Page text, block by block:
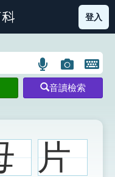
部首索引表圖示
登入
語
言
搜
示
圖
片
搜
示
開
鍵
圖
音讀檢索
片